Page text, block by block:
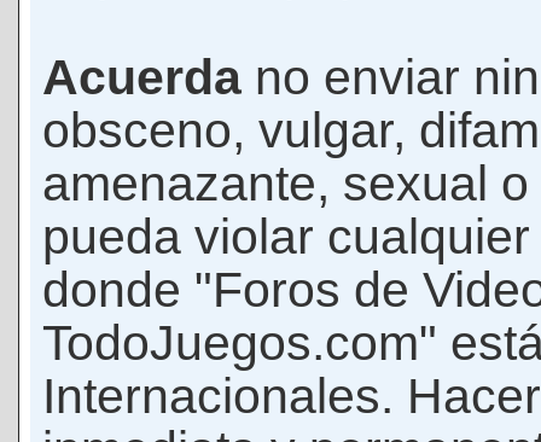
Acuerda no enviar
obsceno, vulgar,
amenazante, sexual
pueda violar
donde "Foros de
TodoJuegos.com"
Internacionales.